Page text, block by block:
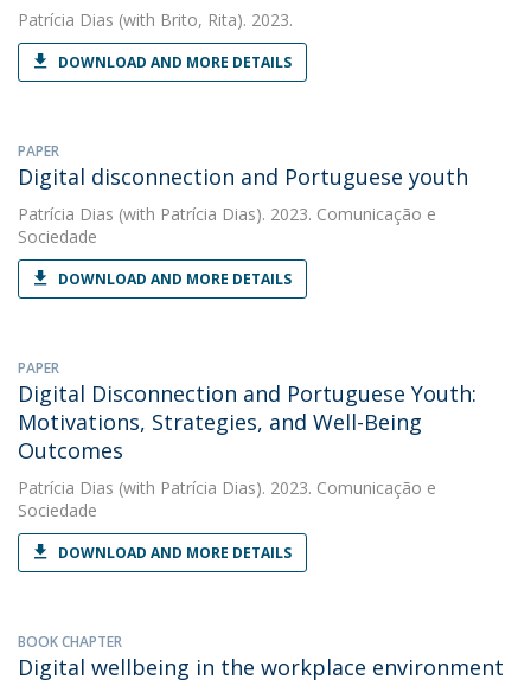
Patrícia Dias (with Brito, Rita). 2023.
DOWNLOAD AND MORE DETAILS
PAPER
Digital disconnection and Portuguese youth
Patrícia Dias (with Patrícia Dias). 2023. Comunicação e
Sociedade
DOWNLOAD AND MORE DETAILS
PAPER
Digital Disconnection and Portuguese Youth:
Motivations, Strategies, and Well-Being
Outcomes
Patrícia Dias (with Patrícia Dias). 2023. Comunicação e
Sociedade
DOWNLOAD AND MORE DETAILS
BOOK CHAPTER
Digital wellbeing in the workplace environment